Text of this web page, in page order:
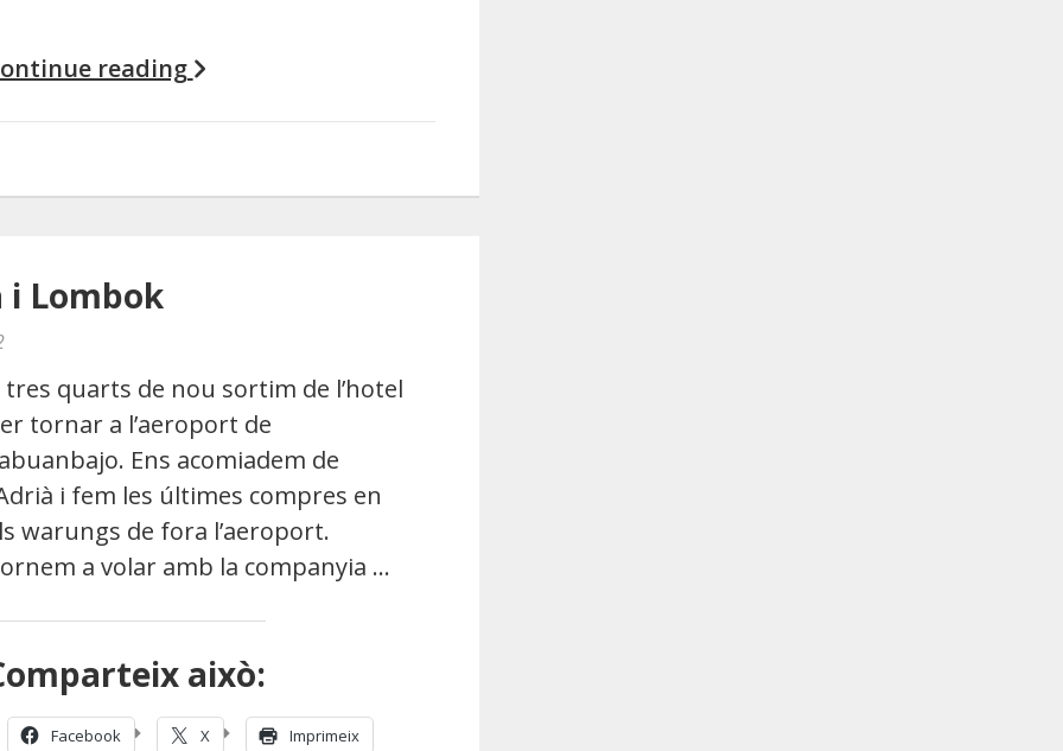
reading
i Lombok
tres quarts de nou sortim de l’hotel
tornar a l’aeroport de
Ens acomiadem de
i fem les últimes compres en
warungs de fora l’aeroport.
a volar amb la companyia …
això:
Facebook X Imprimeix